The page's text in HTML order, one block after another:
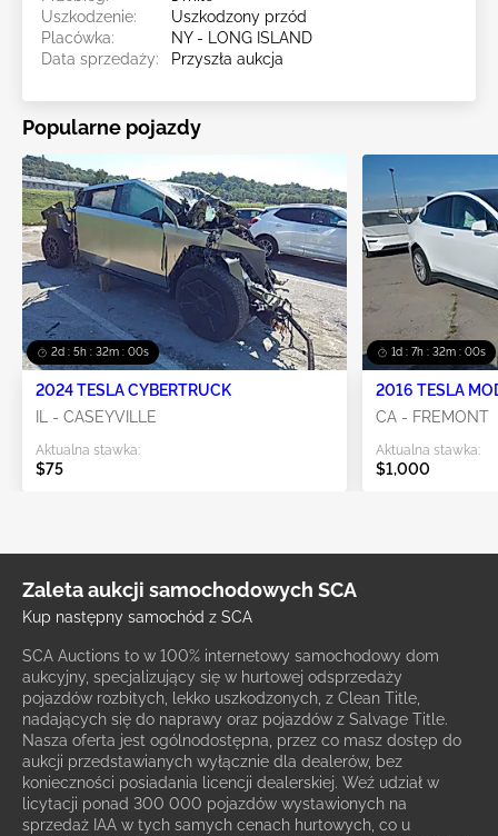
Uszkodzenie:
Uszkodzony przód
Placówka:
NY - LONG ISLAND
Data sprzedaży:
Przyszła aukcja
Popularne pojazdy
2d : 5h : 32m : 00s
2024 TESLA CYBERTRUCK
IL - CASEYVILLE
Aktualna stawka:
$75
1d : 7h : 32m : 00s
2016 TESLA
CA - FREMONT
Aktualna stawka:
$1,000
Zaleta aukcji samochodowych SCA
Kup następny samochód z SCA
SCA Auctions to w 100% internetowy samochodowy dom
aukcyjny, specjalizujący się w hurtowej odsprzedaży
pojazdów rozbitych, lekko uszkodzonych, z Clean Title,
nadających się do naprawy oraz pojazdów z Salvage Title.
Nasza oferta jest ogólnodostępna, przez co masz dostęp do
aukcji przedstawianych wyłącznie dla dealerów, bez
konieczności posiadania licencji dealerskiej. Weź udział w
licytacji ponad 300 000 pojazdów wystawionych na
sprzedaż IAA w tych samych cenach hurtowych, co u